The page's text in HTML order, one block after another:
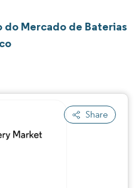
do Mercado de Baterias
Share